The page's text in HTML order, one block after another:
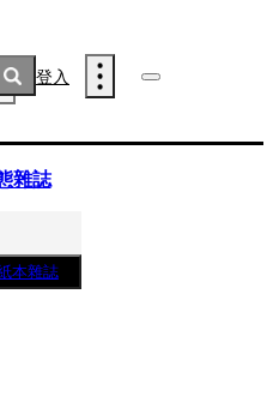
登入
雜誌
本雜誌